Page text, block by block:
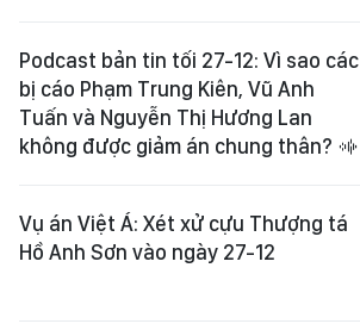
Podcast bản tin tối 27-12: Vì sao các
bị cáo Phạm Trung Kiên, Vũ Anh
Tuấn và Nguyễn Thị Hương Lan
không được giảm án chung thân?
Vụ án Việt Á: Xét xử cựu Thượng tá
Hồ Anh Sơn vào ngày 27-12